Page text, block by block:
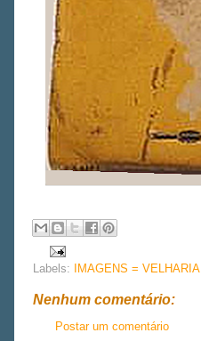
Labels: IMAGENS = VELHARIA
Nenhum comentário:
Postar um comentário